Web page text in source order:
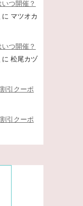
つ開催？
に マツオカ
つ開催？
に松尾カヅ
引クーポ
引クーポ